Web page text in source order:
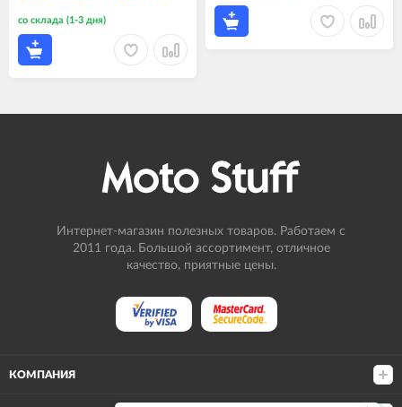
со склада (1-3 дня)
Интернет-магазин полезных товаров. Работаем с
2011 года. Большой ассортимент, отличное
качество, приятные цены.
КОМПАНИЯ